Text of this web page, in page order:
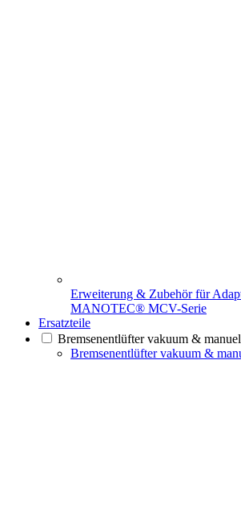
Erweiterung & Zubehör für
MANOTEC® MCV-Serie
Ersatzteile
Bremsenentlüfter vakuum &
Bremsenentlüfter vakuum &